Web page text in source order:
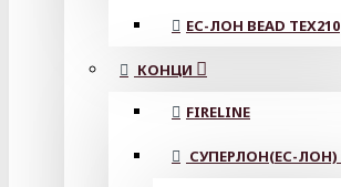
ЕС-ЛОН BEAD TEX210
КОНЦИ
FIRELINE
СУПЕРЛОН(ЕС-ЛОН)